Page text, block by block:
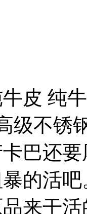
皮 纯
级不锈
巴还
的活
来干